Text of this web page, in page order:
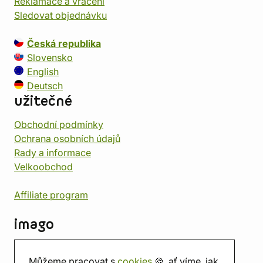
Sledovat objednávku
Česká republika
Slovensko
English
Deutsch
užitečné
Obchodní podmínky
Ochrana osobních údajů
Rady a informace
Velkoobchod
Affiliate program
imago